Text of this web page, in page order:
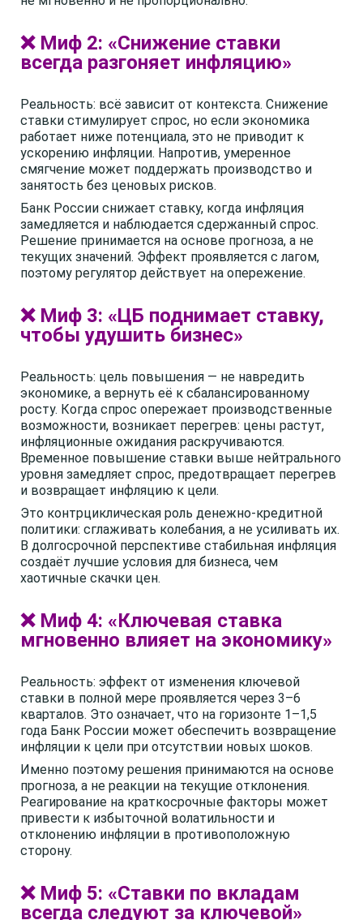
❌ Миф 2: «Снижение ставки
всегда разгоняет инфляцию»
Реальность: всё зависит от контекста. Снижение
ставки стимулирует спрос, но если экономика
работает ниже потенциала, это не приводит к
ускорению инфляции. Напротив, умеренное
смягчение может поддержать производство и
занятость без ценовых рисков.
Банк России снижает ставку, когда инфляция
замедляется и наблюдается сдержанный спрос.
Решение принимается на основе прогноза, а не
текущих значений. Эффект проявляется с лагом,
поэтому регулятор действует на опережение.
❌ Миф 3: «ЦБ поднимает ставку,
чтобы удушить бизнес»
Реальность: цель повышения — не навредить
экономике, а вернуть её к сбалансированному
росту. Когда спрос опережает производственные
возможности, возникает перегрев: цены растут,
инфляционные ожидания раскручиваются.
Временное повышение ставки выше нейтрального
уровня замедляет спрос, предотвращает перегрев
и возвращает инфляцию к цели.
Это контрциклическая роль денежно-кредитной
политики: сглаживать колебания, а не усиливать их.
В долгосрочной перспективе стабильная инфляция
создаёт лучшие условия для бизнеса, чем
хаотичные скачки цен.
❌ Миф 4: «Ключевая ставка
мгновенно влияет на экономику»
Реальность: эффект от изменения ключевой
ставки в полной мере проявляется через 3–6
кварталов. Это означает, что на горизонте 1–1,5
года Банк России может обеспечить возвращение
инфляции к цели при отсутствии новых шоков.
Именно поэтому решения принимаются на основе
прогноза, а не реакции на текущие отклонения.
Реагирование на краткосрочные факторы может
привести к избыточной волатильности и
отклонению инфляции в противоположную
сторону.
❌ Миф 5: «Ставки по вкладам
всегда следуют за ключевой»